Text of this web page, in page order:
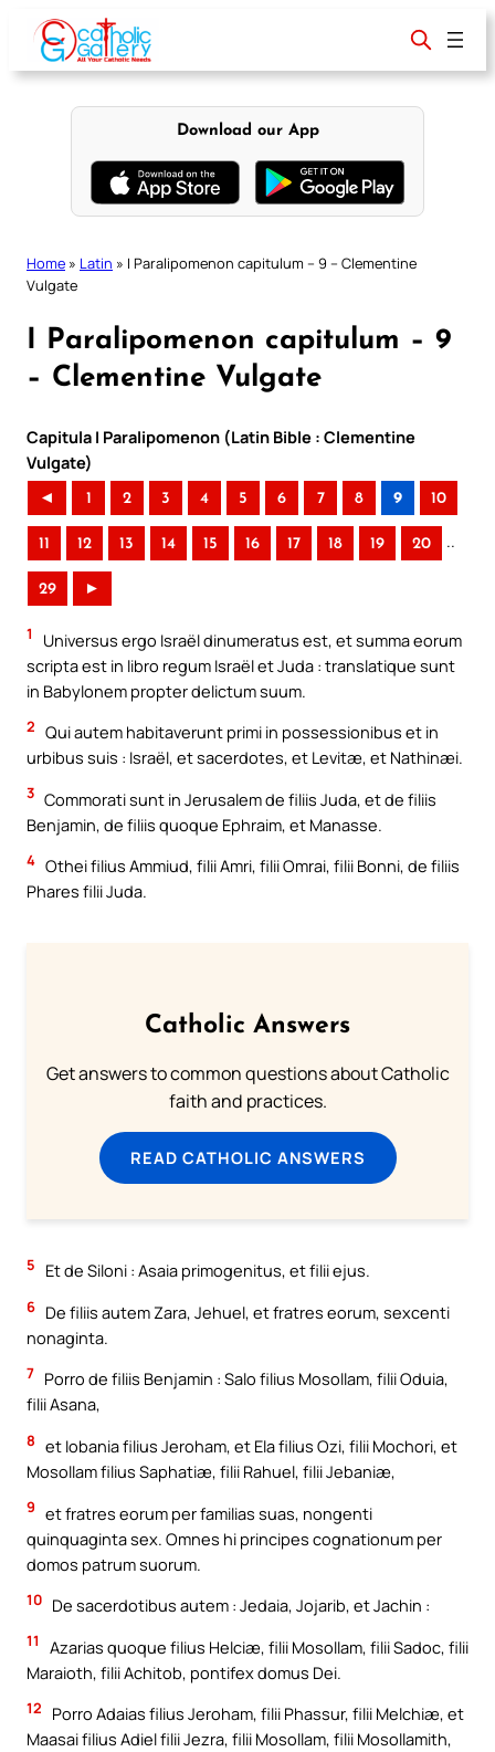
content
Download our App
Home » Latin » I Paralipomenon capitulum – 9 – Clementine
Vulgate
I Paralipomenon capitulum – 9
– Clementine Vulgate
Capitula I Paralipomenon (Latin Bible : Clementine
Vulgate)
◄ 1 2 3 4 5 6 7 8 9 10
11 12 13 14 15 16 17 18 19 20 ..
29 ►
1
Universus ergo Israël dinumeratus est, et summa eorum
scripta est in libro regum Israël et Juda : translatique sunt
in Babylonem propter delictum suum.
2 Qui autem habitaverunt primi in possessionibus et in
urbibus suis : Israël, et sacerdotes, et Levitæ, et Nathinæi.
3 Commorati sunt in Jerusalem de filiis Juda, et de filiis
Benjamin, de filiis quoque Ephraim, et Manasse.
4 Othei filius Ammiud, filii Amri, filii Omrai, filii Bonni, de filiis
Phares filii Juda.
Catholic Answers
Get answers to common questions about Catholic
faith and practices.
READ CATHOLIC ANSWERS
5 Et de Siloni : Asaia primogenitus, et filii ejus.
6 De filiis autem Zara, Jehuel, et fratres eorum, sexcenti
nonaginta.
7 Porro de filiis Benjamin : Salo filius Mosollam, filii Oduia,
filii Asana,
8 et Iobania filius Jeroham, et Ela filius Ozi, filii Mochori, et
Mosollam filius Saphatiæ, filii Rahuel, filii Jebaniæ,
9 et fratres eorum per familias suas, nongenti
quinquaginta sex. Omnes hi principes cognationum per
domos patrum suorum.
10 De sacerdotibus autem : Jedaia, Jojarib, et Jachin :
11
Azarias quoque filius Helciæ, filii Mosollam, filii Sadoc, filii
Maraioth, filii Achitob, pontifex domus Dei.
12
Porro Adaias filius Jeroham, filii Phassur, filii Melchiæ, et
Maasai filius Adiel filii Jezra, filii Mosollam, filii Mosollamith,